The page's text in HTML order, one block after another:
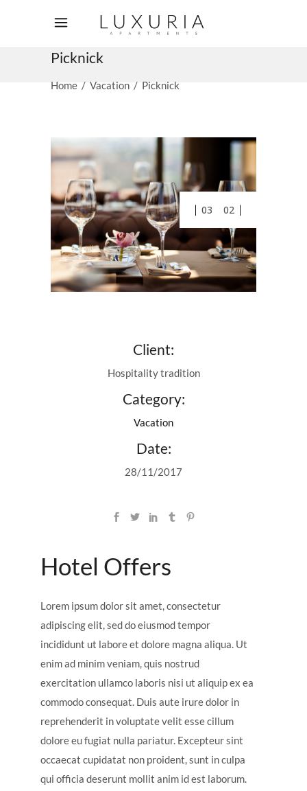
Picknick
Home / Vacation / Picknick
01 03
Client:
Hospitality tradition
Category:
Vacation
Date:
28/11/2017
Hotel Offers
Lorem ipsum dolor sit amet, consectetur
adipiscing elit, sed do eiusmod tempor
incididunt ut labore et dolore magna aliqua. Ut
enim ad minim veniam, quis nostrud
exercitation ullamco laboris nisi ut aliquip ex ea
commodo consequat. Duis aute irure dolor in
reprehenderit in voluptate velit esse cillum
dolore eu fugiat nulla pariatur. Excepteur sint
occaecat cupidatat non proident, sunt in culpa
qui officia deserunt mollit anim id est laborum.